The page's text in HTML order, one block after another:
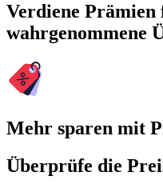
Verdiene Prämien
wahrgenommene
Mehr sparen mit
Überprüfe die